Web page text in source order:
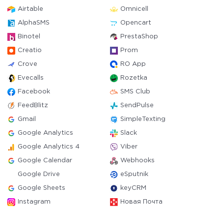
Airtable Omnicell
AlphaSMS Opencart
Binotel PrestaShop
Creatio Prom
Crove RO App
Evecalls Rozetka
Facebook SMS Club
FeedBlitz SendPulse
Gmail SimpleTexting
Google Analytics Slack
Google Analytics 4 Viber
Google Calendar Webhooks
Google Drive eSputnik
Google Sheets keyCRM
Instagram Новая Почта